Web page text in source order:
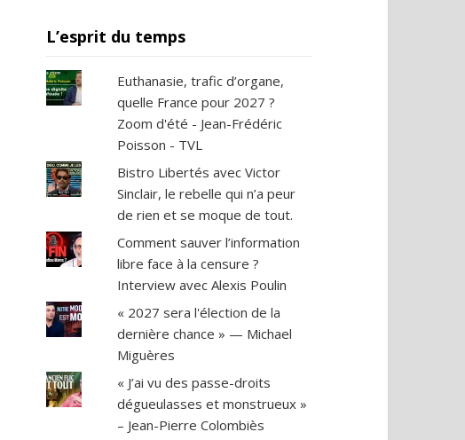
L’esprit du temps
Euthanasie, trafic d’organe,
quelle France pour 2027 ?
Zoom d'été - Jean-Frédéric
Poisson - TVL
Bistro Libertés avec Victor
Sinclair, le rebelle qui n’a peur
de rien et se moque de tout.
Comment sauver l’information
libre face à la censure ?
Interview avec Alexis Poulin
« 2027 sera l'élection de la
dernière chance » — Michael
Miguères
« J’ai vu des passe-droits
dégueulasses et monstrueux »
– Jean-Pierre Colombiès